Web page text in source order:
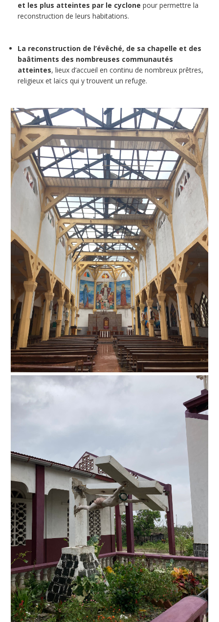
et les plus atteintes par le cyclone pour permettre la
reconstruction de leurs habitations.
La reconstruction de l’évêché, de sa chapelle et des
baâtiments des nombreuses communautés
atteintes, lieux d’accueil en continu de nombreux prêtres,
religieux et laïcs qui y trouvent un refuge.